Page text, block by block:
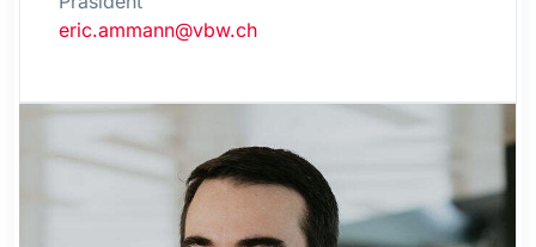
eric.ammann@vbw.ch